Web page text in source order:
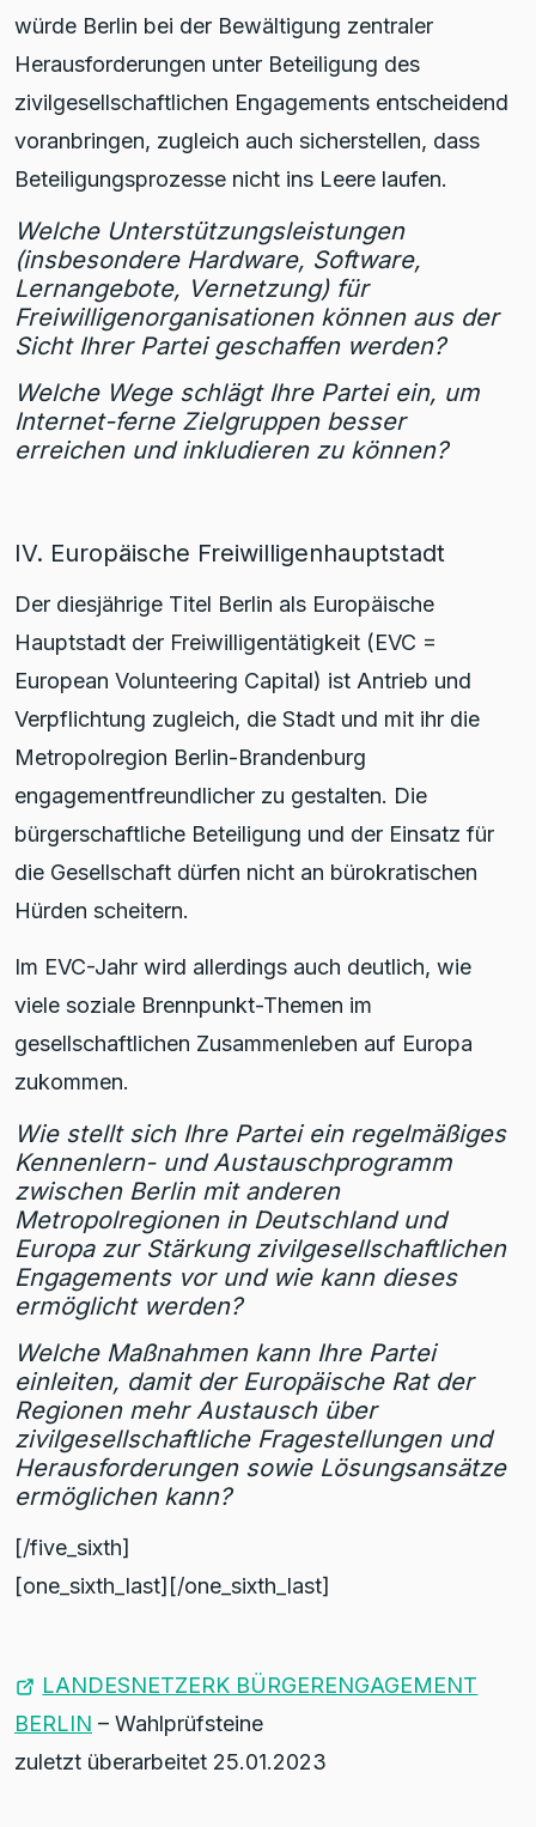
würde Berlin bei der Bewältigung zentraler
Herausforderungen unter Beteiligung des
zivilgesellschaftlichen Engagements entscheidend
voranbringen, zugleich auch sicherstellen, dass
Beteiligungsprozesse nicht ins Leere laufen.
Welche Unterstützungsleistungen
(insbesondere Hardware, Software,
Lernangebote, Vernetzung) für
Freiwilligenorganisationen können aus der
Sicht Ihrer Partei geschaffen werden?
Welche Wege schlägt Ihre Partei ein, um
Internet-ferne Zielgruppen besser
erreichen und inkludieren zu können?
IV. Europäische Freiwilligenhauptstadt
Der diesjährige Titel Berlin als Europäische
Hauptstadt der Freiwilligentätigkeit (EVC =
European Volunteering Capital) ist Antrieb und
Verpflichtung zugleich, die Stadt und mit ihr die
Metropolregion Berlin-Brandenburg
engagementfreundlicher zu gestalten. Die
bürgerschaftliche Beteiligung und der Einsatz für
die Gesellschaft dürfen nicht an bürokratischen
Hürden scheitern.
Im EVC-Jahr wird allerdings auch deutlich, wie
viele soziale Brennpunkt-Themen im
gesellschaftlichen Zusammenleben auf Europa
zukommen.
Wie stellt sich Ihre Partei ein regelmäßiges
Kennenlern- und Austauschprogramm
zwischen Berlin mit anderen
Metropolregionen in Deutschland und
Europa zur Stärkung zivilgesellschaftlichen
Engagements vor und wie kann dieses
ermöglicht werden?
Welche Maßnahmen kann Ihre Partei
einleiten, damit der Europäische Rat der
Regionen mehr Austausch über
zivilgesellschaftliche Fragestellungen und
Herausforderungen sowie Lösungsansätze
ermöglichen kann?
[/five_sixth]
[one_sixth_last][/one_sixth_last]
LANDESNETZERK BÜRGERENGAGEMENT
BERLIN – Wahlprüfsteine
zuletzt überarbeitet 25.01.2023